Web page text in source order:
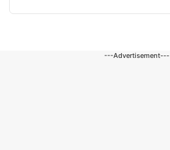
---Advertisement---